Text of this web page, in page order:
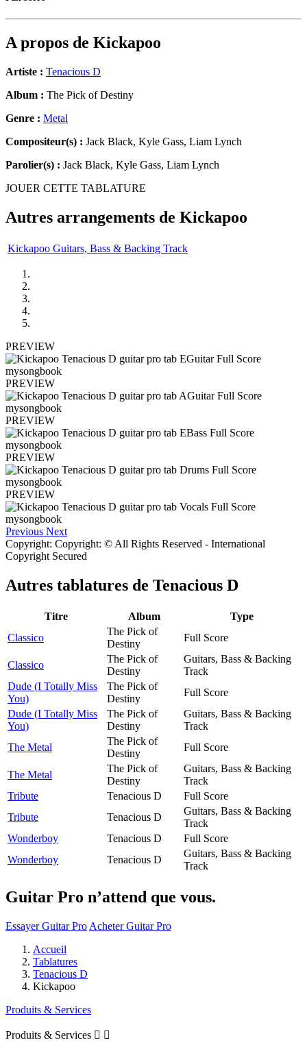
A propos de Kickapoo
Artiste : Tenacious D
Album : The Pick of Destiny
Genre : Metal
Compositeur(s) : Jack Black, Kyle Gass, Liam Lynch
Parolier(s) : Jack Black, Kyle Gass, Liam Lynch
JOUER CETTE TABLATURE
Autres arrangements de Kickapoo
Kickapoo Guitars, Bass & Backing Track
PREVIEW
PREVIEW
PREVIEW
PREVIEW
PREVIEW
Previous Next
Copyright: Copyright: © All Rights Reserved - International
Copyright Secured
Autres tablatures de Tenacious D
Titre Album
Type
Classico
The Pick of
Destiny
Full Score
Classico
The Pick of
Destiny
Guitars, Bass & Backing
Track
Dude (I Totally Miss
You)
The Pick of
Destiny
Full Score
Dude (I Totally Miss
You)
The Pick of
Destiny
Guitars, Bass & Backing
Track
The Metal
The Pick of
Destiny
Full Score
The Metal
The Pick of
Destiny
Guitars, Bass & Backing
Track
Tribute
Tenacious D
Full Score
Tribute
Tenacious D
Guitars, Bass & Backing
Track
Wonderboy
Tenacious D
Full Score
Wonderboy
Tenacious D
Guitars, Bass & Backing
Track
Guitar Pro n’attend que vous.
Essayer Guitar Pro Acheter Guitar Pro
Accueil
Tablatures
Tenacious D
Kickapoo
Produits & Services
Produits & Services  